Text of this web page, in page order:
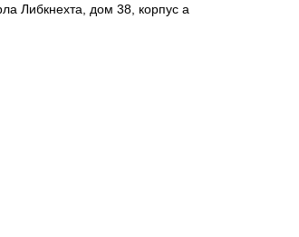
Либкнехта, дом 38, корпус а